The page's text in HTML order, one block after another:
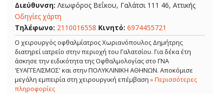
Διεύθυνση: Λεωφόρος Βεΐκου, Γαλάτσι 111 46, Αττικής
Οδηγίες χάρτη
Τηλέφωνο: 2110016558 Κινητό: 6974455721
Ο χειρουργός οφθαλμίατρος Χωριανόπουλος Δημήτρης
διατηρεί ιατρείο στην περιοχή του Γαλατσίου. Για δέκα έτη
άσκησε την ειδικότητα της Οφθαλμολογίας στο ΓΝΑ
'ΕΥΑΓΓΕΛΙΣΜΟΣ' και στην ΠΟΛΥΚΛΙΝΙΚΗ ΑΘΗΝΩΝ. Αποκόμισε
μεγάλη εμπειρία στη χειρουργική επέμβαση » Περισσότερες
πληροφορίες